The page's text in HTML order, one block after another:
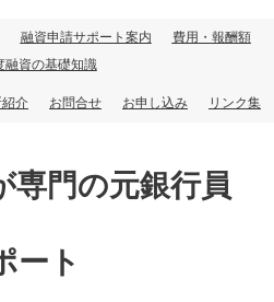
融資申請サポート案内
費用・報酬額
融資の基礎知識
介 お問合せ お申し込み リンク集
専門の元銀行員
ート